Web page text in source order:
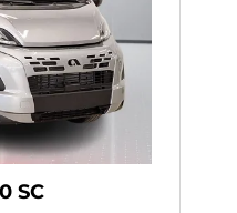
SC